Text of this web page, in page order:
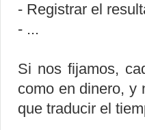
- Registrar el
- ...
Si nos fijamos,
como en dinero, y
que traducir el